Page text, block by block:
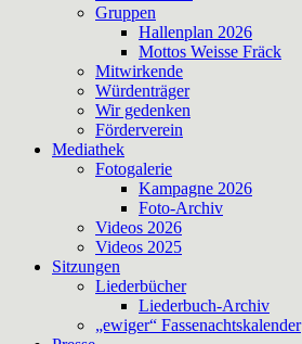
Gruppen
Hallenplan 2026
Mottos Weisse Fräck
Mitwirkende
Würdenträger
Wir gedenken
Förderverein
Mediathek
Fotogalerie
Kampagne 2026
Foto-Archiv
Videos 2026
Videos 2025
Sitzungen
Liederbücher
Liederbuch-Archiv
„ewiger“ Fassenachtskalender